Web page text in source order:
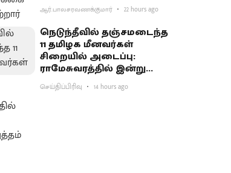
ஆர்.பாலசரவணக்குமார் 22 hours ago
நெடுந்தீவில் தஞ்சமடைந்த
11 தமிழக மீனவர்கள்
சிறையில் அடைப்பு:
ராமேசுவரத்தில் இன்று
வேலைநிறுத்தம்
செய்திப்பிரிவு 14 hours ago